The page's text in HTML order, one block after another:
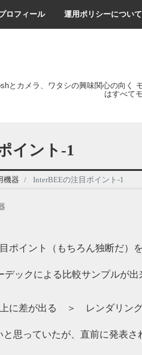
ロフィール 運用ポリシーについて
とカメラ、ワタシの興味関心の向
はすべて
イント-1
機器 InterBEEの注目ポイント-1
ポイント（もちろん独断だ）を
デックによる比較サンプルが
上に差が出る ＞ レンダリング
思っていたが、直前に発表さ